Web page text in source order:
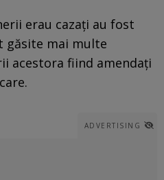
erau cazaţi au fost
găsite mai multe
acestora fiind amendaţi
ADVERTISING